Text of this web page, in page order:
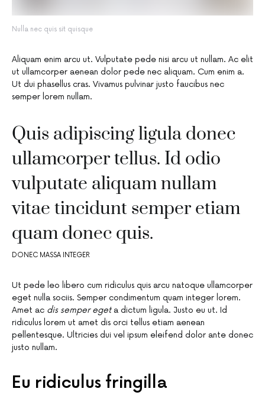
Nulla nec quis sit quisque
Aliquam enim arcu ut. Vulputate pede nisi arcu ut nullam. Ac elit
ut ullamcorper aenean dolor pede nec aliquam. Cum enim a.
Ut dui phasellus cras. Vivamus pulvinar justo faucibus nec
semper lorem nullam.
Quis adipiscing ligula donec
ullamcorper tellus. Id odio
vulputate aliquam nullam
vitae tincidunt semper etiam
quam donec quis.
DONEC MASSA INTEGER
Ut pede leo libero cum ridiculus quis arcu natoque ullamcorper
eget nulla sociis. Semper condimentum quam integer lorem.
Amet ac dis semper egeta dictum ligula. Justo eu ut. Id
ridiculus lorem ut amet dis orci tellus etiam aenean
pellentesque. Ultricies dui vel ipsum eleifend dolor ante donec
justo nullam.
Eu ridiculus fringilla